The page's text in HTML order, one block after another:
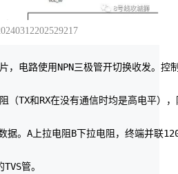
，电路使用NPN三极管开切换收发。控
（TX和RX在没有通信时均是高电平）
据。A上拉电阻B下拉电阻，终端并联
管。